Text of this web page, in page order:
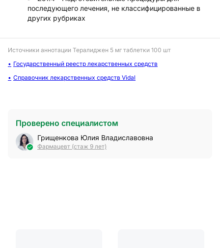
последующего лечения, не классифицированные в
других рубриках
Источники аннотации Тералиджен 5 мг таблетки 100 шт
Государственный реестр лекарственных средств
Справочник лекарственных средств Vidal
Проверено специалистом
Грищенкова Юлия Владиславовна
Фармацевт (стаж 9 лет)